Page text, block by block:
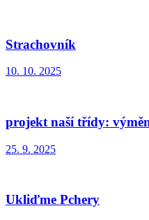
Strachovník
10. 10. 2025
projekt naší třídy:
25. 9. 2025
Ukliďme Pchery